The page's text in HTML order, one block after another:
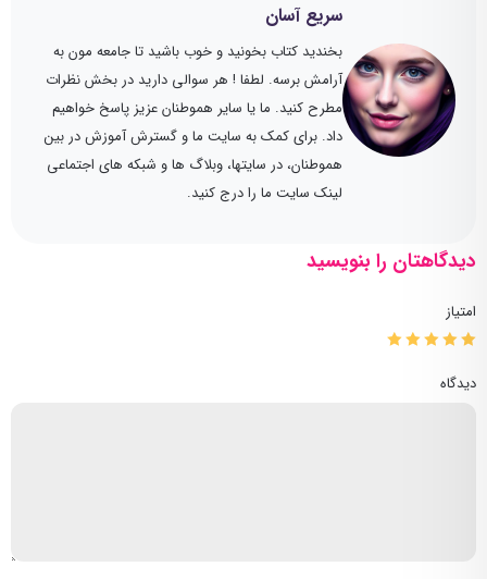
سریع آسان
بخندید کتاب بخونید و خوب باشید تا جامعه مون به
آرامش برسه. لطفا ! هر سوالی دارید در بخش نظرات
مطرح کنید. ما یا سایر هموطنان عزیز پاسخ خواهیم
داد. برای کمک به سایت ما و گسترش آموزش در بین
هموطنان، در سایتها، وبلاگ ها و شبکه های اجتماعی
لینک سایت ما را درج کنید.
دیدگاهتان را بنویسید
امتیاز
دیدگاه